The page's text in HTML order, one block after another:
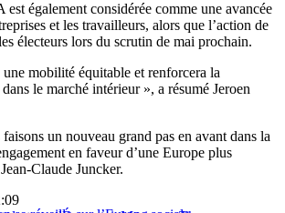
également considérée comme une avancée
et les travailleurs, alors que l’action de
électeurs lors du scrutin de mai prochain.
une mobilité équitable et renforcera la
le marché intérieur », a résumé Jeroen
un nouveau grand pas en avant dans la
en faveur d’une Europe plus
Claude Juncker.